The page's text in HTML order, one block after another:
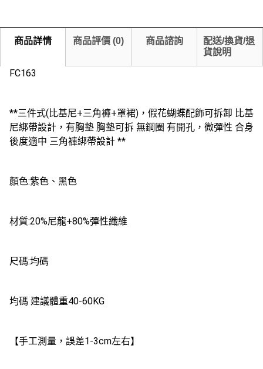
商品詳情 商品評價 (0) 商品諮詢
配送/換貨/退
貨說明
FC163
**三件式(比基尼+三角褲+罩裙)，假花蝴蝶配飾可拆卸 比基
尼綁帶設計，有胸墊 胸墊可拆 無鋼圈 有開孔，微彈性 合身
後度適中 三角褲綁帶設計 **
顏色:紫色、黑色
材質:20%尼龍+80%彈性纖維
尺碼:均碼
均碼 建議體重40-60KG
【手工測量，誤差1-3cm左右】